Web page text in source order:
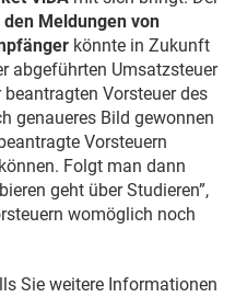
Meldungen von
könnte in Zukunft
abgeführten Umsatzsteuer
Vorsteuer des
genaueres Bild gewonnen
Vorsteuern
Folgt man dann
geht über Studieren”,
womöglich noch
Sie weitere Informationen